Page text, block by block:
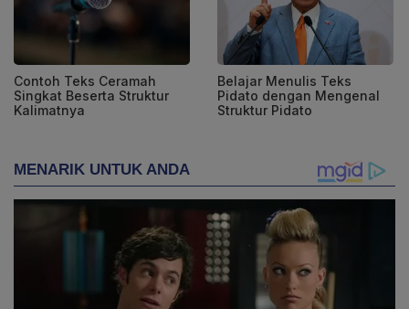
Contoh Teks Ceramah
Singkat Beserta Struktur
Kalimatnya
Belajar Menulis Teks
Pidato dengan Mengenal
Struktur Pidato